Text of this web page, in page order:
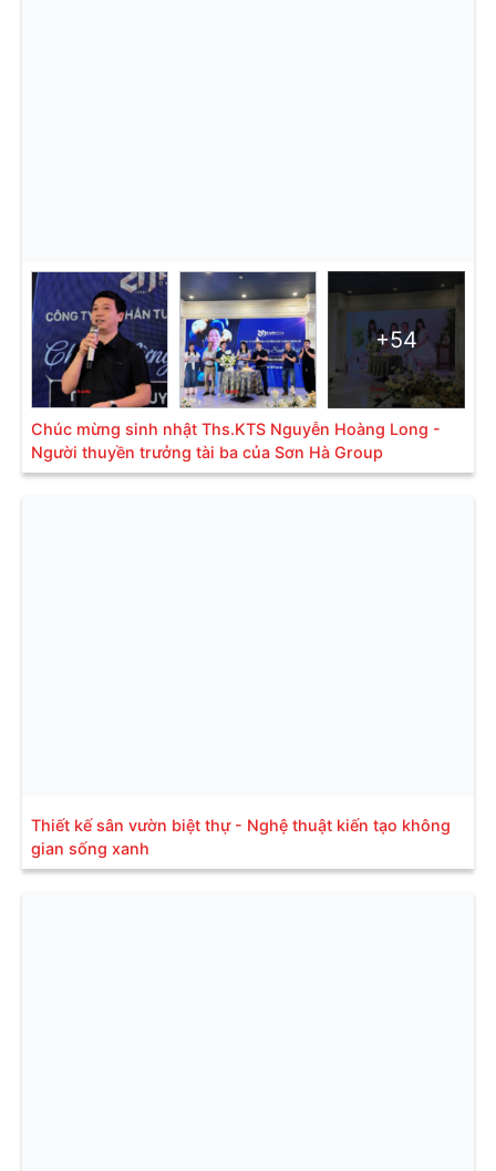
+54
Chúc mừng sinh nhật Ths.KTS Nguyễn Hoàng Long -
Người thuyền trưởng tài ba của Sơn Hà Group
Thiết kế sân vườn biệt thự - Nghệ thuật kiến tạo không
gian sống xanh